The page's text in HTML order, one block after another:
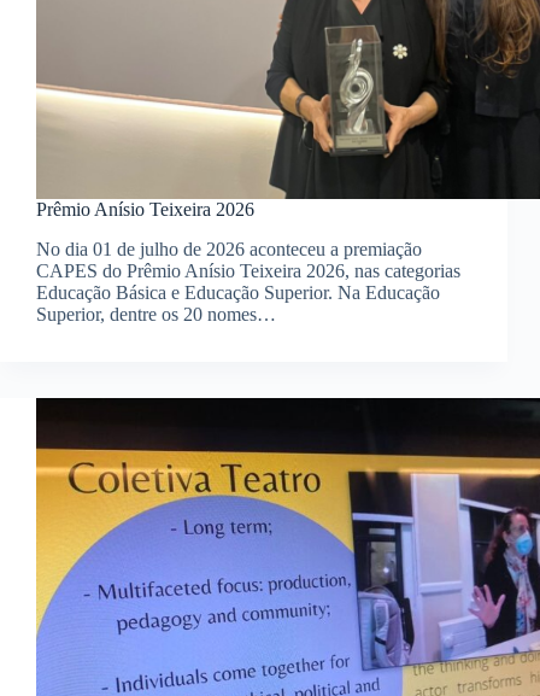
Prêmio Anísio Teixeira 2026
No dia 01 de julho de 2026 aconteceu a premiação
CAPES do Prêmio Anísio Teixeira 2026, nas categorias
Educação Básica e Educação Superior. Na Educação
Superior, dentre os 20 nomes…